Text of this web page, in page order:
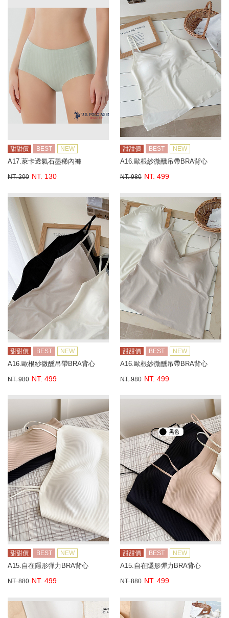
甜甜價 BEST NEW
A17.萊卡透氣石墨稀內褲
NT. 200 NT. 130
甜甜價 BEST NEW
A16.歐根紗微醺吊帶BRA背心
NT. 980 NT. 499
甜甜價 BEST NEW
A16.歐根紗微醺吊帶BRA背心
NT. 980 NT. 499
甜甜價 BEST NEW
A16.歐根紗微醺吊帶BRA背心
NT. 980 NT. 499
甜甜價 BEST NEW
A15.自在隱形彈力BRA背心
NT. 880 NT. 499
甜甜價 BEST NEW
A15.自在隱形彈力BRA背心
NT. 880 NT. 499